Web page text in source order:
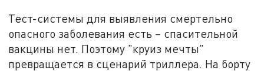
Тест-системы для выявления смертельно
опасного заболевания есть – спасительной
вакцины нет. Поэтому "круиз мечты"
превращается в сценарий триллера. На борту